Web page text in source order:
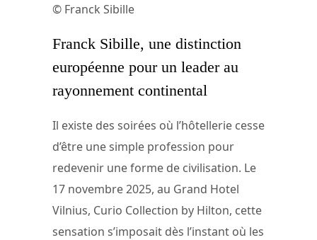
© Franck Sibille
Franck Sibille, une distinction
européenne pour un leader au
rayonnement continental
Il existe des soirées où l’hôtellerie cesse
d’être une simple profession pour
redevenir une forme de civilisation. Le
17 novembre 2025, au Grand Hotel
Vilnius, Curio Collection by Hilton, cette
sensation s’imposait dès l’instant où les